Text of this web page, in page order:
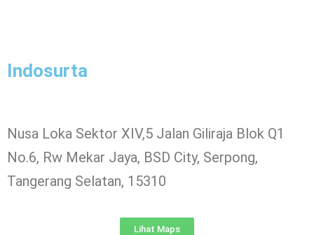
Indosurta
Nusa Loka Sektor XIV,5 Jalan Giliraja Blok Q1
No.6, Rw Mekar Jaya, BSD City, Serpong,
Tangerang Selatan, 15310
Lihat Maps